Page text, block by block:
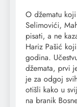
O džematu
Selimovići,
pisati, a ne
Hariz Pašić
godina.
džemata, prvi
je za odgoj
otišli kako u
na branik